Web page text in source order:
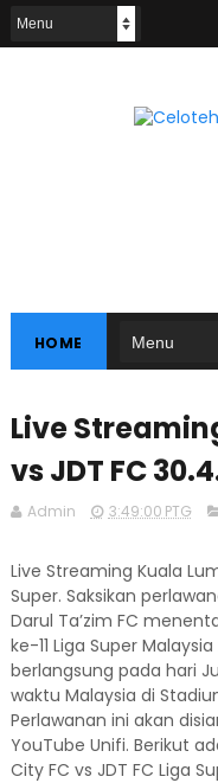
HOME
Live
vs JDT FC
Admin 3:49:00 PTG
Live Streaming Kuala
Super. Saksikan
Darul Ta’zim FC
ke-11 Liga Super
berlangsung pada hari
waktu Malaysia di
Perlawanan ini akan
YouTube Unifi. Berikut
City FC vs JDT FC Liga